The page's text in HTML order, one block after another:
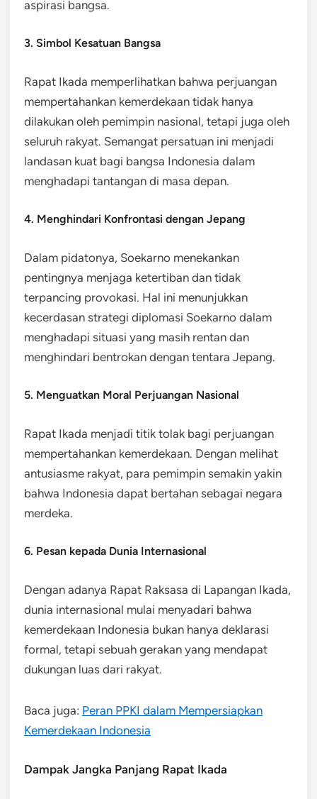
aspirasi bangsa.
3. Simbol Kesatuan Bangsa
Rapat Ikada memperlihatkan bahwa perjuangan
mempertahankan kemerdekaan tidak hanya
dilakukan oleh pemimpin nasional, tetapi juga oleh
seluruh rakyat. Semangat persatuan ini menjadi
landasan kuat bagi bangsa Indonesia dalam
menghadapi tantangan di masa depan.
4. Menghindari Konfrontasi dengan Jepang
Dalam pidatonya, Soekarno menekankan
pentingnya menjaga ketertiban dan tidak
terpancing provokasi. Hal ini menunjukkan
kecerdasan strategi diplomasi Soekarno dalam
menghadapi situasi yang masih rentan dan
menghindari bentrokan dengan tentara Jepang.
5. Menguatkan Moral Perjuangan Nasional
Rapat Ikada menjadi titik tolak bagi perjuangan
mempertahankan kemerdekaan. Dengan melihat
antusiasme rakyat, para pemimpin semakin yakin
bahwa Indonesia dapat bertahan sebagai negara
merdeka.
6. Pesan kepada Dunia Internasional
Dengan adanya Rapat Raksasa di Lapangan Ikada,
dunia internasional mulai menyadari bahwa
kemerdekaan Indonesia bukan hanya deklarasi
formal, tetapi sebuah gerakan yang mendapat
dukungan luas dari rakyat.
Baca juga: Peran PPKI dalam Mempersiapkan
Kemerdekaan Indonesia
Dampak Jangka Panjang Rapat Ikada